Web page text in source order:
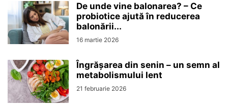
De unde vine balonarea? – Ce
probiotice ajută în reducerea
balonării...
16 martie 2026
Îngrășarea din senin – un semn al
metabolismului lent
21 februarie 2026